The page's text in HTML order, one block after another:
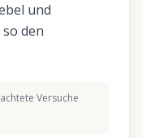
und
den
Versuche